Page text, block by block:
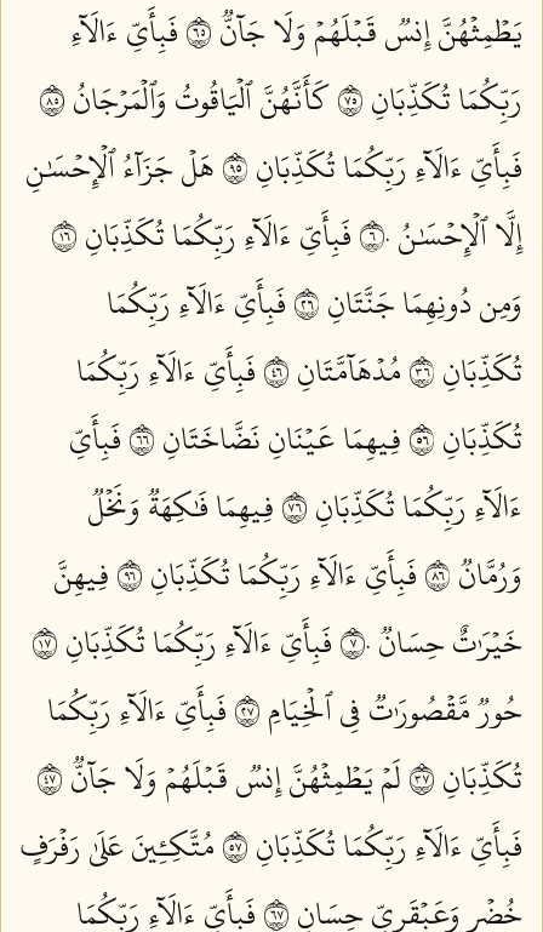
يَطۡمِثۡهُنَّ إِنسٞ قَبۡلَهُمۡ وَلَا جَآنّٞ ٥٦
فَبِأَيِّ ءَالَآءِ
رَبِّكُمَا تُكَذِّبَانِ ٥٧
كَأَنَّهُنَّ ٱلۡيَاقُوتُ وَٱلۡمَرۡجَانُ ٥٨
فَبِأَيِّ ءَالَآءِ رَبِّكُمَا تُكَذِّبَانِ ٥٩
هَلۡ جَزَآءُ ٱلۡإِحۡسَٰنِ
إِلَّا ٱلۡإِحۡسَٰنُ ٦٠
فَبِأَيِّ ءَالَآءِ رَبِّكُمَا تُكَذِّبَانِ ٦١
وَمِن دُونِهِمَا جَنَّتَانِ ٦٢
فَبِأَيِّ ءَالَآءِ رَبِّكُمَا
تُكَذِّبَانِ ٦٣
مُدۡهَآمَّتَانِ ٦٤
فَبِأَيِّ ءَالَآءِ رَبِّكُمَا
تُكَذِّبَانِ ٦٥
فِيهِمَا عَيۡنَانِ نَضَّاخَتَانِ ٦٦
فَبِأَيِّ
ءَالَآءِ رَبِّكُمَا تُكَذِّبَانِ ٦٧
فِيهِمَا فَٰكِهَةٞ وَنَخۡلٞ
وَرُمَّانٞ ٦٨
فَبِأَيِّ ءَالَآءِ رَبِّكُمَا تُكَذِّبَانِ ٦٩
فِيهِنَّ
خَيۡرَٰتٌ حِسَانٞ ٧٠
فَبِأَيِّ ءَالَآءِ رَبِّكُمَا تُكَذِّبَانِ ٧١
حُورٞ مَّقۡصُورَٰتٞ فِي ٱلۡخِيَامِ ٧٢
فَبِأَيِّ ءَالَآءِ رَبِّكُمَا
تُكَذِّبَانِ ٧٣
لَمۡ يَطۡمِثۡهُنَّ إِنسٞ قَبۡلَهُمۡ وَلَا جَآنّٞ ٧٤
فَبِأَيِّ ءَالَآءِ رَبِّكُمَا تُكَذِّبَانِ ٧٥
مُتَّكِـِٔينَ عَلَىٰ رَفۡرَفٍ
خُضۡرٖ وَعَبۡقَرِيٍّ حِسَانٖ ٧٦
فَبِأَيِّ ءَالَآءِ رَبِّكُمَا